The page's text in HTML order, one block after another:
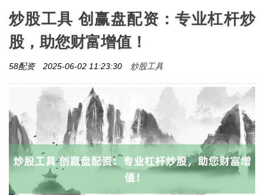
炒股工具 创赢盘配资：专业杠杆炒
股，助您财富增值！
58配资 2025-06-02 11:23:30 炒股工具